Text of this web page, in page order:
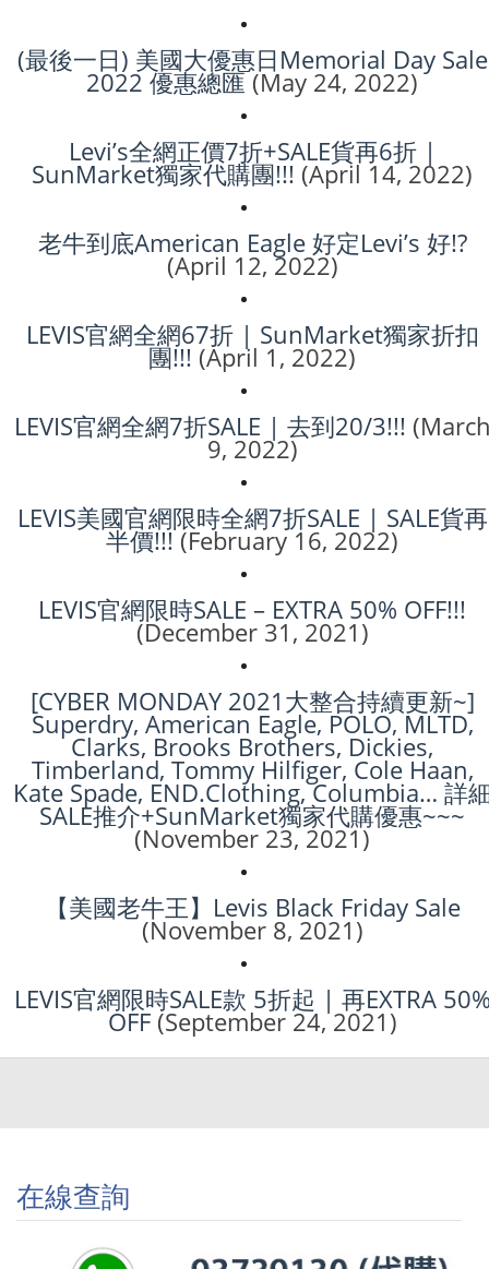
(最後一日) 美國大優惠日Memorial Day Sale
2022 優惠總匯(May 24, 2022)
Levi’s全網正價7折+SALE貨再6折 |
SunMarket獨家代購團!!! (April 14, 2022)
老牛到底American Eagle 好定Levi’s 好!?
(April 12, 2022)
LEVIS官網全網67折 | SunMarket獨家折扣
團!!! (April 1, 2022)
LEVIS官網全網7折SALE | 去到20/3!!!
9, 2022)
LEVIS美國官網限時全網7折SALE | SALE貨再
半價!!!(February 16, 2022)
LEVIS官網限時SALE – EXTRA 50% OFF!!!
(December 31, 2021)
[CYBER MONDAY 2021大整合持續更新~]
Superdry, American Eagle, POLO, MLTD,
Clarks, Brooks Brothers, Dickies,
Timberland, Tommy Hilfiger, Cole Haan,
Kate Spade, END.Clothing, Columbia… 詳
SALE推介+SunMarket獨家代購優惠~~~
(November 23, 2021)
【美國老牛王】Levis Black Friday Sale
(November 8, 2021)
LEVIS官網限時SALE款 5折起 | 再EXTRA
OFF (September 24, 2021)
在線查詢